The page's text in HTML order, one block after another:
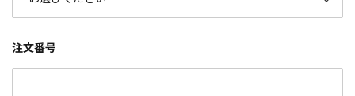
注文番号